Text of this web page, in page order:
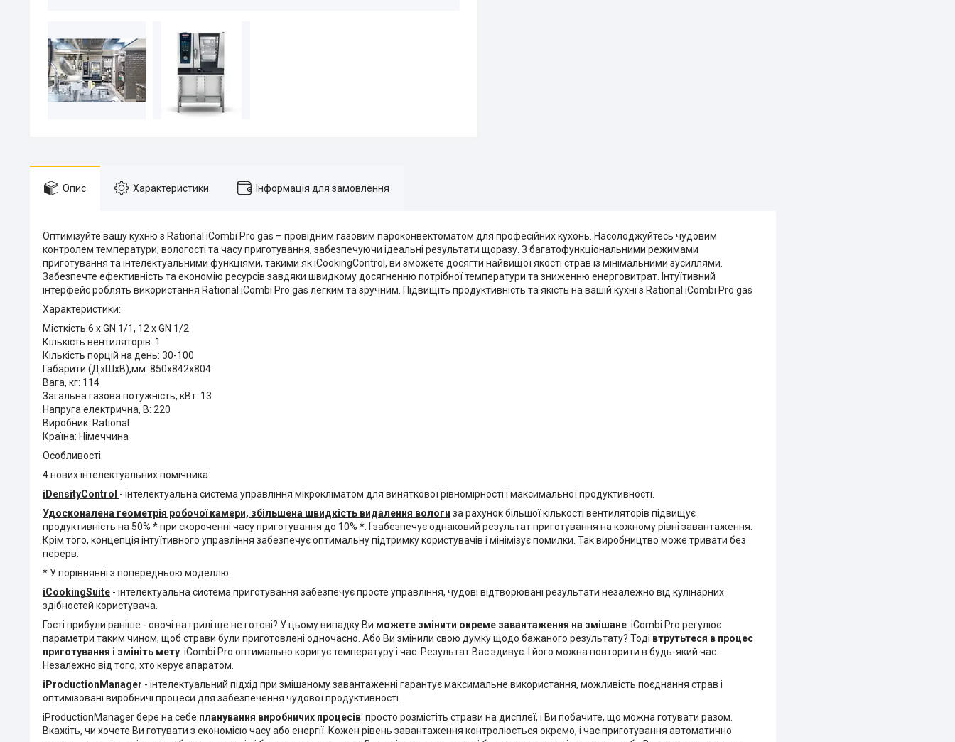
Опис Характеристики Інформація для замовлення
Оптимізуйте вашу кухню з Rational iCombi Pro gas – провідним газовим пароконвектоматом для професійних кухонь. Насолоджуйтесь чудовим
контролем температури, вологості та часу приготування, забезпечуючи ідеальні результати щоразу. З багатофункціональними режимами
приготування та інтелектуальними функціями, такими як iCookingControl, ви зможете досягти найвищої якості страв із мінімальними зусиллями.
Забезпечте ефективність та економію ресурсів завдяки швидкому досягненню потрібної температури та зниженню енерговитрат. Інтуїтивний
інтерфейс роблять використання Rational iCombi Pro gas легким та зручним. Підвищіть продуктивність та якість на вашій кухні з Rational iCombi Pro gas
Характеристики:
Місткість:6 х GN 1/1, 12 х GN 1/2
Кількість вентиляторів: 1
Кількість порцій на день: 30-100
Габарити (ДхШхВ),мм: 850х842х804
Вага, кг: 114
Загальна газова потужність, кВт: 13
Напруга електрична, В: 220
Виробник: Rational
Країна: Німеччина
Особливості:
4 нових інтелектуальних помічника:
iDensityControl - інтелектуальна система управління мікрокліматом для виняткової рівномірності і максимальної продуктивності.
Удосконалена геометрія робочої камери, збільшена швидкість видалення вологи за рахунок більшої кількості вентиляторів підвищує
продуктивність на 50% * при скороченні часу приготування до 10% *. І забезпечує однаковий результат приготування на кожному рівні завантаження.
Крім того, концепція інтуїтивного управління забезпечує оптимальну підтримку користувачів і мінімізує помилки. Так виробництво може тривати без
перерв.
* У порівнянні з попередньою моделлю.
iCookingSuite - інтелектуальна система приготування забезпечує просте управління, чудові відтворювані результати незалежно від кулінарних
здібностей користувача.
Гості прибули раніше - овочі на грилі ще не готові? У цьому випадку Ви можете змінити окреме завантаження на змішане . iCombi Pro регулює
параметри таким чином, щоб страви були приготовлені одночасно. Або Ви змінили свою думку щодо бажаного результату? Тоді втрутьтеся в процес
приготування і змініть мету . iCombi Pro оптимально коригує температуру і час. Результат Вас здивує. І його можна повторити в будь-який час.
Незалежно від того, хто керує апаратом.
iProductionManager - інтелектуальний підхід при змішаному завантаженні гарантує максимальне використання, можливість поєднання страв і
оптимізовані виробничі процеси для забезпечення чудової продуктивності.
iProductionManager бере на себе планування виробничих процесів: просто розмістіть страви на дисплеї, і Ви побачите, що можна готувати разом.
Вкажіть, чи хочете Ви готувати з економією часу або енергії. Кожен рівень завантаження контролюється окремо, і час приготування автоматично